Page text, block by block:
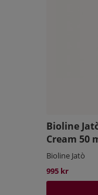
Bioline
Cream 50
Bioline Jatò
995 kr